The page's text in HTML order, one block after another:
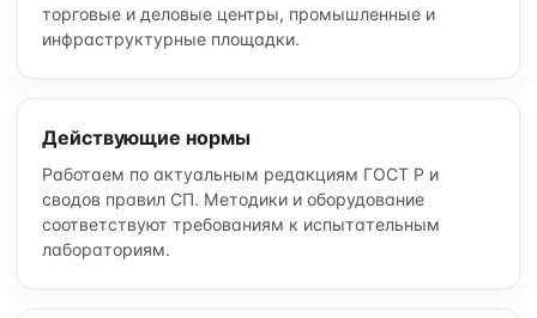
торговые и деловые центры, промышленные и
инфраструктурные площадки.
Действующие нормы
Работаем по актуальным редакциям ГОСТ Р и
сводов правил СП. Методики и оборудование
соответствуют требованиям к испытательным
лабораториям.